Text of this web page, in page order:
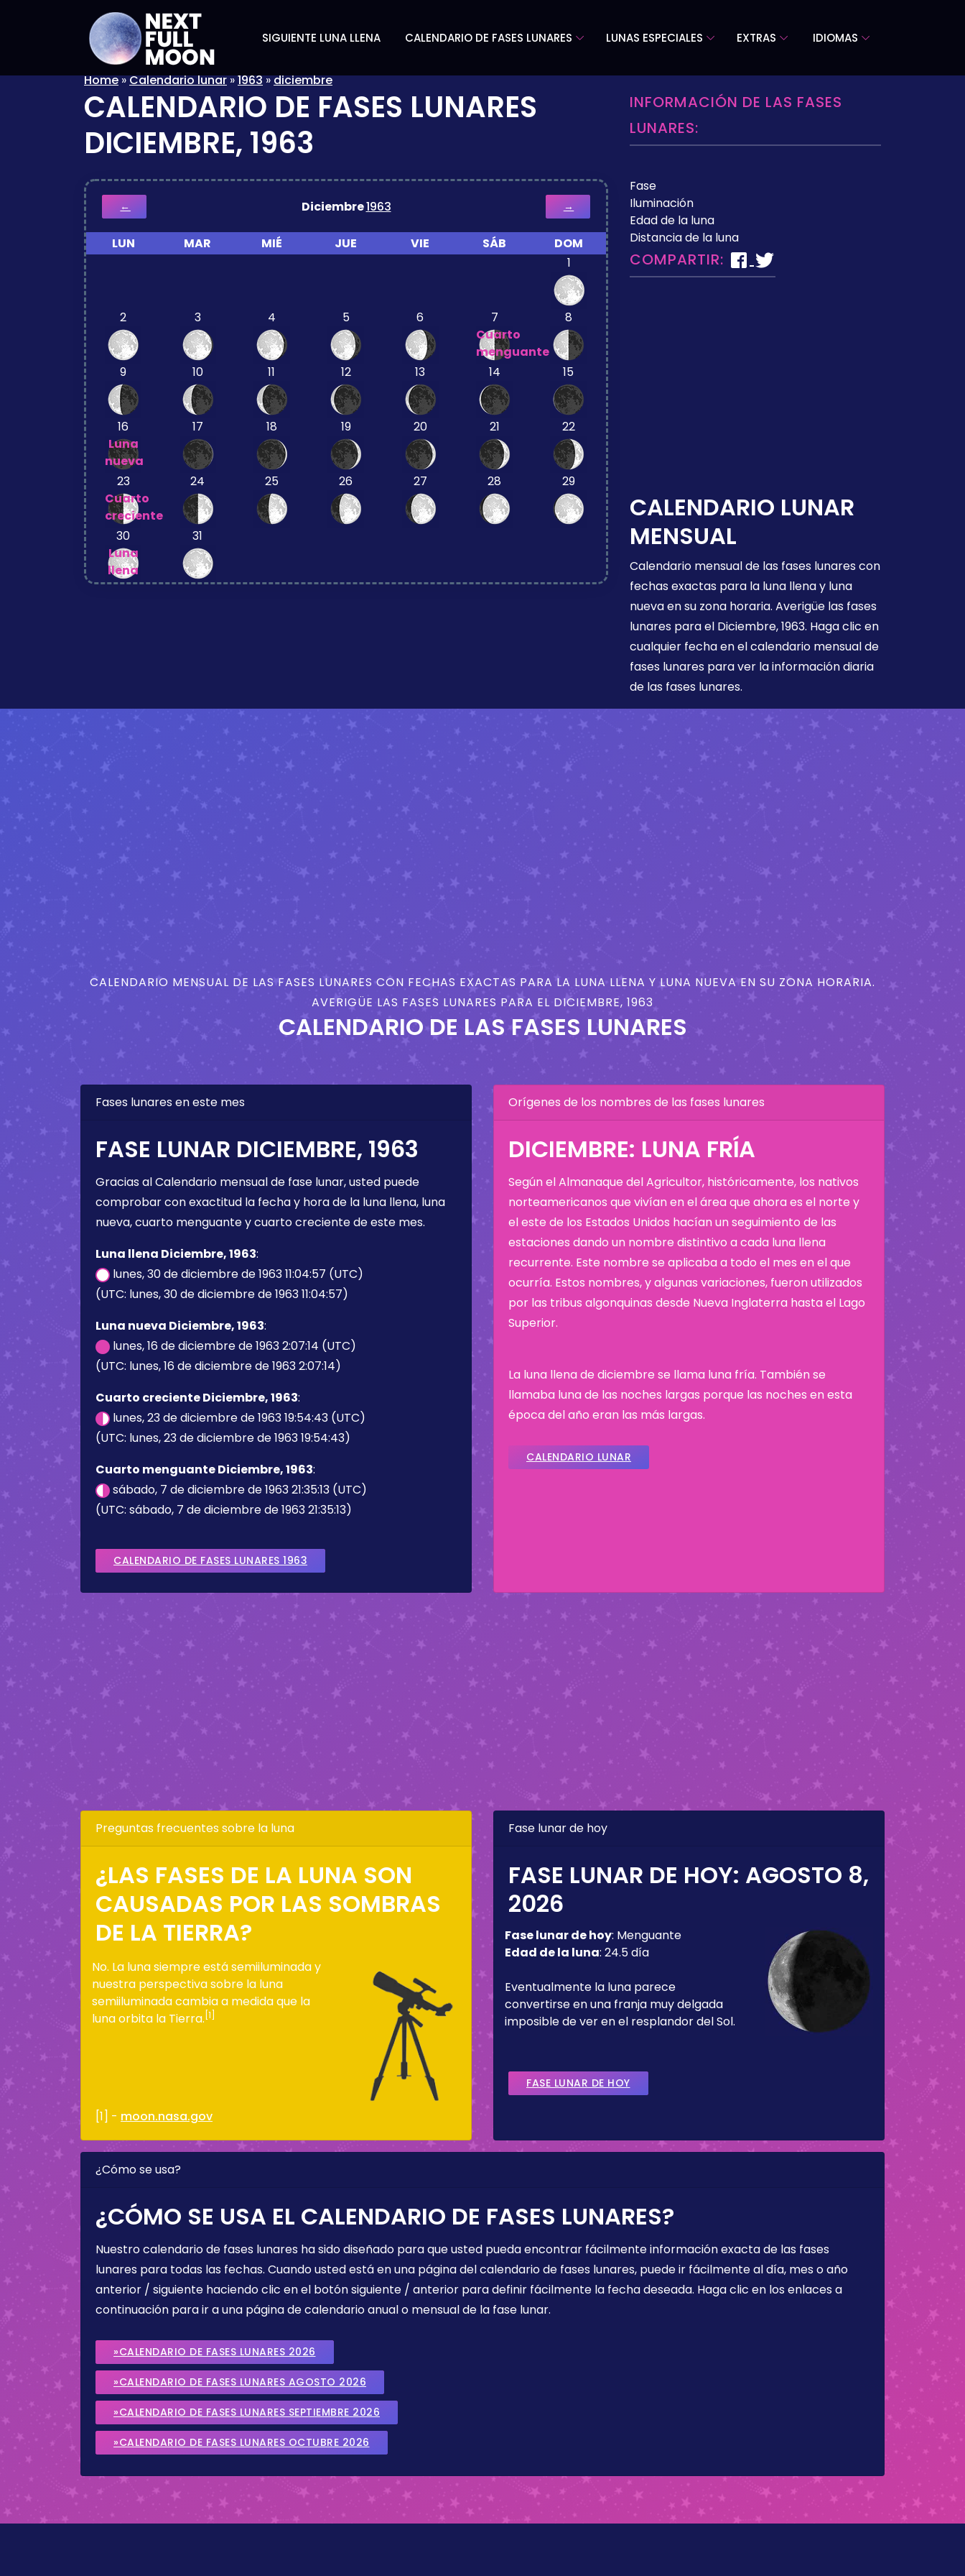
SIGUIENTE LUNA LLENA CALENDARIO DE FASES LUNARES LUNAS ESPECIALES EXTRAS IDIOMAS
Home»Calendario lunar»1963»diciembre
CALENDARIO DE FASES LUNARES
DICIEMBRE, 1963
← Diciembre1963 →
LUN MAR MIÉ JUE VIE SÁB
DOM
1
2 3 4 5 6
7
Cuarto
menguante
8
9 10 11 12 13 14 15
16
Luna
nueva
17 18 19 20 21 22
23
Cuarto
creciente
24 25 26 27 28 29
30
Luna
llena
31
INFORMACIÓN DE LAS FASES
LUNARES:
Fase
Iluminación
Edad de la luna
Distancia de la luna
COMPARTIR:
CALENDARIO LUNAR
MENSUAL
Calendario mensual de las fases lunares con
fechas exactas para la luna llena y luna
nueva en su zona horaria. Averigüe las fases
lunares para el Diciembre, 1963. Haga clic en
cualquier fecha en el calendario mensual de
fases lunares para ver la información diaria
de las fases lunares.
CALENDARIO MENSUAL DE LAS FASES LUNARES CON FECHAS EXACTAS PARA LA LUNA LLENA Y LUNA NUEVA EN SU ZONA HORARIA.
AVERIGÜE LAS FASES LUNARES PARA EL DICIEMBRE, 1963
CALENDARIO DE LAS FASES LUNARES
Fases lunares en este mes
FASE LUNAR DICIEMBRE, 1963
Gracias al Calendario mensual de fase lunar, usted puede
comprobar con exactitud la fecha y hora de la luna llena, luna
nueva, cuarto menguante y cuarto creciente de este mes.
Luna llena Diciembre, 1963:
lunes, 30 de diciembre de 1963 11:04:57 (UTC)
(UTC: lunes, 30 de diciembre de 1963 11:04:57)
Luna nueva Diciembre, 1963:
lunes, 16 de diciembre de 1963 2:07:14 (UTC)
(UTC: lunes, 16 de diciembre de 1963 2:07:14)
Cuarto creciente Diciembre, 1963:
lunes, 23 de diciembre de 1963 19:54:43 (UTC)
(UTC: lunes, 23 de diciembre de 1963 19:54:43)
Cuarto menguante Diciembre, 1963:
sábado, 7 de diciembre de 1963 21:35:13 (UTC)
(UTC: sábado, 7 de diciembre de 1963 21:35:13)
CALENDARIO DE FASES LUNARES 1963
Orígenes de los nombres de las fases lunares
DICIEMBRE: LUNA FRÍA
Según el Almanaque del Agricultor, históricamente, los nativos
norteamericanos que vivían en el área que ahora es el norte y
el este de los Estados Unidos hacían un seguimiento de las
estaciones dando un nombre distintivo a cada luna llena
recurrente. Este nombre se aplicaba a todo el mes en el que
ocurría. Estos nombres, y algunas variaciones, fueron utilizados
por las tribus algonquinas desde Nueva Inglaterra hasta el Lago
Superior.
La luna llena de diciembre se llama luna fría. También se
llamaba luna de las noches largas porque las noches en esta
época del año eran las más largas.
CALENDARIO LUNAR
Preguntas frecuentes sobre la luna
¿LAS FASES DE LA LUNA SON
CAUSADAS POR LAS SOMBRAS
DE LA TIERRA?
No. La luna siempre está semiiluminada y
nuestra perspectiva sobre la luna
semiiluminada cambia a medida que la
luna orbita la Tierra. [1]
[1] - moon.nasa.gov
Fase lunar de hoy
FASE LUNAR DE HOY: AGOSTO 8,
2026
Fase lunar de hoy: Menguante
Edad de la luna: 24.5 día
Eventualmente la luna parece
convertirse en una franja muy delgada
imposible de ver en el resplandor del Sol.
FASE LUNAR DE HOY
¿Cómo se usa?
¿CÓMO SE USA EL CALENDARIO DE FASES LUNARES?
Nuestro calendario de fases lunares ha sido diseñado para que usted pueda encontrar fácilmente información exacta de las fases
lunares para todas las fechas. Cuando usted está en una página del calendario de fases lunares, puede ir fácilmente al día, mes o año
anterior / siguiente haciendo clic en el botón siguiente / anterior para definir fácilmente la fecha deseada. Haga clic en los enlaces a
continuación para ir a una página de calendario anual o mensual de la fase lunar.
»CALENDARIO DE FASES LUNARES 2026
»CALENDARIO DE FASES LUNARES AGOSTO 2026
»CALENDARIO DE FASES LUNARES SEPTIEMBRE 2026
»CALENDARIO DE FASES LUNARES OCTUBRE 2026